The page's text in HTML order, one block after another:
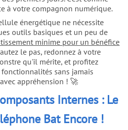
à votre compagnon numérique.
énergétique ne nécessite
outils basiques et un peu de
minime pour un bénéfice
le pas, redonnez à votre
qu'il mérite, et profitez
sans jamais
appréhension ! 🚀
Internes : Le
Bat Encore !